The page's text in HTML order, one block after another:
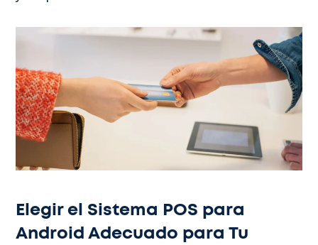
Elegir el Sistema POS para
Android Adecuado para Tu